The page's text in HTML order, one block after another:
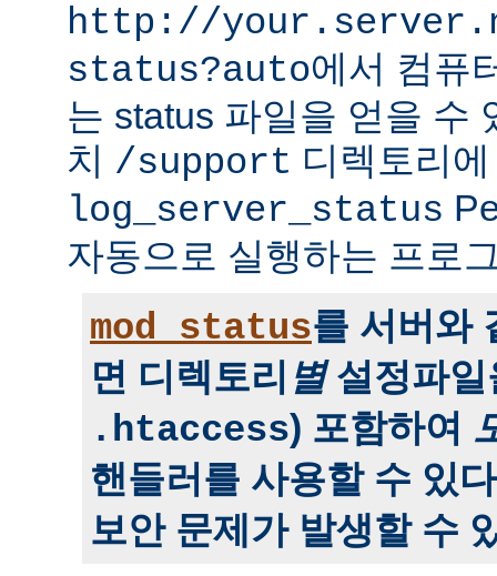
http://
status?auto에서 컴퓨
는 status 파일을 얻을 수
치 /support 디렉토리
log_server_status
자동으로 실행하는 프로
mod_status를 서버와
면 디렉토리 별설정파일
.htaccess) 포함하여
핸들러를 사용할 수 있
보안 문제가 발생할 수